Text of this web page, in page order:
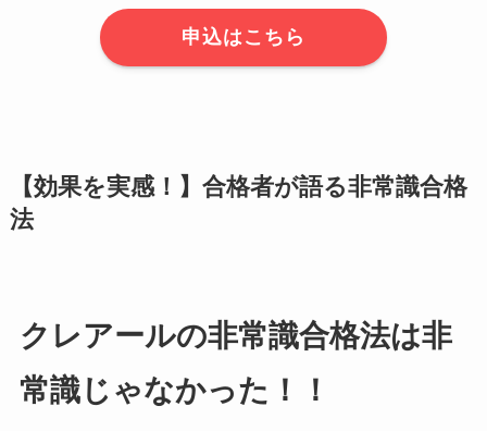
申込はこちら
【効果を実感！】合格者が語る非常識合格
法
クレアールの非常識合格法は非
常識じゃなかった！！